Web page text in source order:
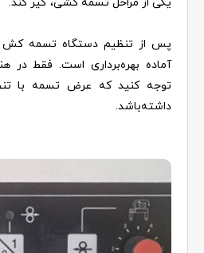
پس از تنظیم دستگاه تسمه کش
آماده بهره‌برداری است. فقط در
توجه کنید که عرض تسمه با
داشته‌باشد.